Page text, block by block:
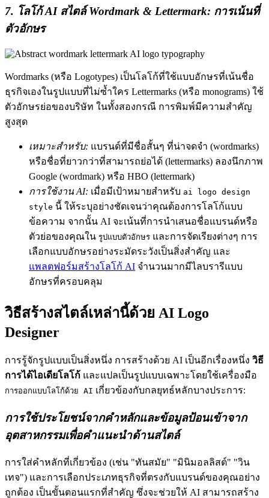
7. โลโก้ AI สไตล์ Wordmark & Lettermark: การเน้นที่
ตัวอักษร
Wordmarks (หรือ Logotypes) เป็นโลโก้ที่ใช้แบบอักษรที่เน้นชื่อ
ธุรกิจเองในรูปแบบที่ไม่ซ้ำใคร Lettermarks (หรือ monograms) ใช้
ตัวอักษรย่อของบริษัท ในทั้งสองกรณี การพิมพ์มีความสำคัญ
สูงสุด
เหมาะสำหรับ: แบรนด์ที่มีชื่อสั้นๆ ที่น่าจดจำ (wordmarks)
หรือชื่อที่ยาวกว่าที่สามารถย่อได้ (lettermarks) ลองนึกภาพ
Google (wordmark) หรือ HBO (lettermark)
การใช้งาน AI: เมื่อมีเป้าหมายสำหรับ ai logo design
style นี้ ให้ระบุอย่างชัดเจนว่าคุณต้องการโลโก้แบบ
ข้อความ จากนั้น AI จะเน้นที่การนำเสนอชื่อแบรนด์หรือ
ตัวย่อของคุณใน รูปแบบตัวอักษร และการจัดเรียงต่างๆ การ
เลือกแบบอักษรอย่างระมัดระวังเป็นสิ่งสำคัญ และ
แพลตฟอร์มสร้างโลโก้ AI จำนวนมากมีไลบรารีแบบ
อักษรที่ครอบคลุม
วิธีสร้างสไตล์เหล่านี้ด้วย AI Logo
Designer
การรู้จักรูปแบบเป็นสิ่งหนึ่ง การสร้างด้วย AI เป็นอีกเรื่องหนึ่ง วิธี
การได้ไอเดียโลโก้ และแปลเป็นรูปแบบเฉพาะโดยใช้เครื่องมือ
การออกแบบโลโก้ด้วย AI เกี่ยวข้องกับกลยุทธ์หลักบางประการ:
การใช้ประโยชน์จากคำหลักและข้อมูลป้อนเข้าจาก
อุตสาหกรรมเพื่อคำแนะนำด้านสไตล์
การใส่คำหลักที่เกี่ยวข้อง (เช่น "ทันสมัย" "มินิมอลลิสต์" "วิน
เทจ") และการเลือกประเภทธุรกิจที่ตรงกับแบรนด์ของคุณอย่าง
ถูกต้อง เป็นขั้นตอนแรกที่สำคัญ ซึ่งจะช่วยให้ AI สามารถสร้าง